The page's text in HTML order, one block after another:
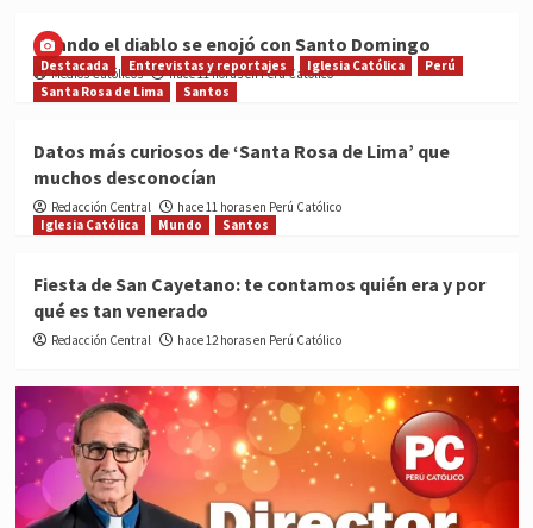
Cuando el diablo se enojó con Santo Domingo
Medios Católicos hace 11 horas en Perú Católico
Destacada Entrevistas y reportajes Iglesia Católica
Perú
Santa Rosa de Lima
Santos
Datos más curiosos de ‘Santa Rosa de Lima’ que
muchos desconocían
Redacción Central
hace 11 horas en Perú Católico
Iglesia Católica
Mundo Santos
Fiesta de San Cayetano: te contamos quién era y por
qué es tan venerado
Redacción Central hace 12 horas en Perú Católico